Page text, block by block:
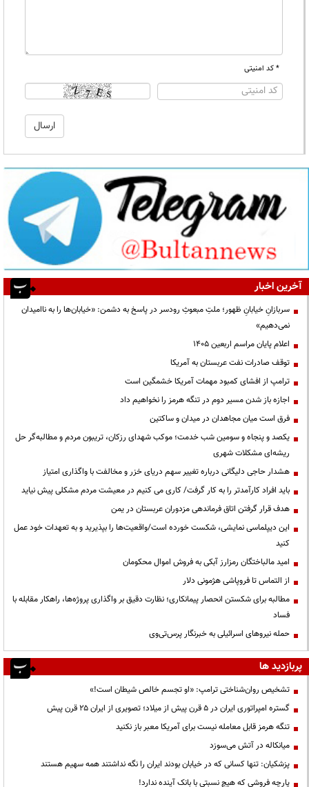
* کد امنیتی
آخرین اخبار
سربازانِ خیابانِ ظهور؛ ملتِ مبعوثِ رودسر در پاسخ به دشمن: «خیابان‌ها را به ناامیدان
نمی‌دهیم»
اعلام پایان مراسم اربعین ۱۴۰۵
توقف صادرات نفت عربستان به آمریکا
ترامپ از افشای کمبود مهمات آمریکا خشمگین است
اجازه باز شدن مسیر دوم در تنگه هرمز را نخواهیم داد
فرق است میان مجاهدان در میدان و ساکتین
یکصد و پنجاه و سومین شب خدمت؛ موکب شهدای رزکان، تریبون مردم و مطالبه‌گر حل
ریشه‌ای مشکلات شهری
هشدار حاجی دلیگانی درباره تغییر سهم دریای خزر و مخالفت با واگذاری امتیاز
باید افراد کارآمدتر را به کار گرفت/ کاری می کنیم در معیشت مردم مشکلی پیش نیاید
هدف قرار گرفتن اتاق‌ فرماندهی مزدوران عربستان در یمن
این دیپلماسی نمایشی، شکست خورده است/واقعیت‌ها را بپذیرید و به تعهدات خود عمل
کنید
امید مالباختگان رمزارز آبکی به فروش اموال محکومان
از التماس تا فروپاشی هژمونی دلار
مطالبه برای شکستن انحصار پیمانکاری؛ نظارت دقیق بر واگذاری پروژه‌ها، راهکار مقابله با
فساد
حمله نیروهای اسرائیلی به خبرنگار پرس‌تی‌وی
پربازدید ها
تشخیص روان‌شناختی ترامپ: «او تجسم خالص شیطان است!»
گستره امپراتوری ایران در ۵ قرن پیش از میلاد؛ تصویری از ایران ۲۵ قرن پیش
تنگه هرمز قابل معامله نیست برای آمریکا معبر باز نکنید
میانکاله در آتش می‌سوزد
پزشکیان: تنها کسانی که در خیابان بودند ایران را نگه نداشتند همه سهیم هستند
پارچه فروشی که هیچ نسبتی با بانک آینده ندارد!